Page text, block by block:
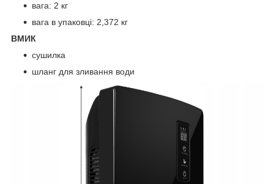
вага: 2 кг
вага в упаковці: 2,372 кг
ВМИК
сушилка
шланг для зливання води